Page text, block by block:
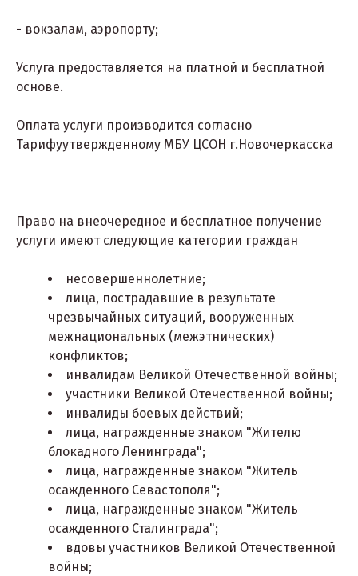
- вокзалам, аэропорту;
Услуга предоставляется на платной и бесплатной
основе.
Оплата услуги производится согласно
Тарифуутвержденному МБУ ЦСОН г.Новочеркасска
Право на внеочередное и бесплатное получение
услуги имеют следующие категории граждан
несовершеннолетние;
лица, пострадавшие в результате
чрезвычайных ситуаций, вооруженных
межнациональных (межэтнических)
конфликтов;
инвалидам Великой Отечественной войны;
участники Великой Отечественной войны;
инвалиды боевых действий;
лица, награжденные знаком "Жителю
блокадного Ленинграда";
лица, награжденные знаком "Житель
осажденного Севастополя";
лица, награжденные знаком "Житель
осажденного Сталинграда";
вдовы участников Великой Отечественной
войны;